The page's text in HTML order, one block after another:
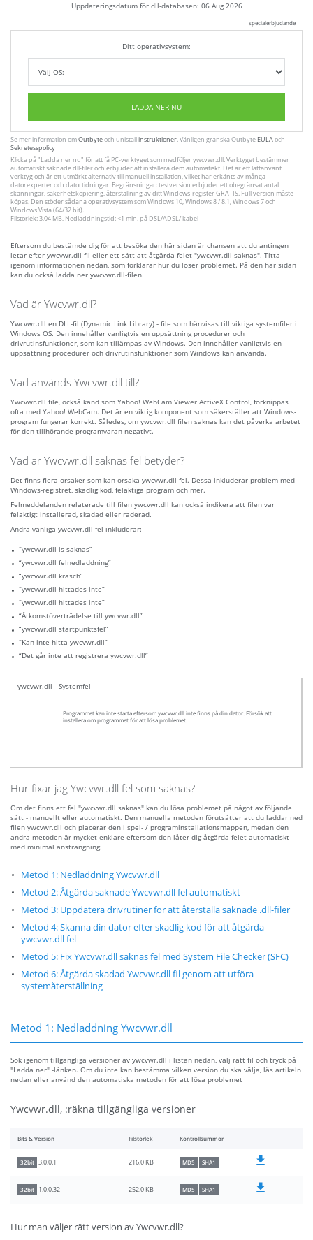
Uppdateringsdatum för dll-databasen: 06 Aug 2026
specialerbjudande
Ditt operativsystem:
LADDA NER NU
Se mer information omOutbyteoch unistallinstruktioner. Vänligen granska Outbyte EULAoch
Sekretesspolicy
Klicka på"Ladda ner nu" för att få PC-verktyget som medföljer ywcvwr.dll. Verktyget bestämmer
automatiskt saknade dll-filer och erbjuder att installera dem automatiskt. Det är ett lättanvänt
verktyg och är ett utmärkt alternativ till manuell installation, vilket har erkänts av många
datorexperter och datortidningar. Begränsningar: testversion erbjuder ett obegränsat antal
skanningar, säkerhetskopiering, återställning av ditt Windows-register GRATIS. Full version måste
köpas. Den stöder sådana operativsystem som Windows 10, Windows 8 / 8.1, Windows 7 och
Windows Vista (64/32 bit).
Filstorlek: 3,04 MB, Nedladdningstid: <1 min. på DSL/ADSL/ kabel
Eftersom du bestämde dig för att besöka den här sidan är chansen att du antingen
letar efter ywcvwr.dll-fil eller ett sätt att åtgärda felet "ywcvwr.dll saknas". Titta
igenom informationen nedan, som förklarar hur du löser problemet. På den här sidan
kan du också ladda ner ywcvwr.dll-filen.
Vad är Ywcvwr.dll?
Ywcvwr.dll en DLL-fil (Dynamic Link Library) - file som hänvisas till viktiga systemfiler i
Windows OS. Den innehåller vanligtvis en uppsättning procedurer och
drivrutinsfunktioner, som kan tillämpas av Windows. Den innehåller vanligtvis en
uppsättning procedurer och drivrutinsfunktioner som Windows kan använda.
Vad används Ywcvwr.dll till?
Ywcvwr.dll file, också känd som Yahoo! WebCam Viewer ActiveX Control, förknippas
ofta med Yahoo! WebCam. Det är en viktig komponent som säkerställer att Windows-
program fungerar korrekt. Således, om ywcvwr.dll filen saknas kan det påverka arbetet
för den tillhörande programvaran negativt.
Vad är Ywcvwr.dll saknas fel betyder?
Det finns flera orsaker som kan orsaka ywcvwr.dll fel. Dessa inkluderar problem med
Windows-registret, skadlig kod, felaktiga program och mer.
Felmeddelanden relaterade till filen ywcvwr.dll kan också indikera att filen var
felaktigt installerad, skadad eller raderad.
Andra vanliga ywcvwr.dll fel inkluderar:
“ywcvwr.dll is saknas”
“ywcvwr.dll felnedladdning”
“ywcvwr.dll krasch”
“ywcvwr.dll hittades inte”
“ywcvwr.dll hittades inte”
“Åtkomstöverträdelse till ywcvwr.dll”
“ywcvwr.dll startpunktsfel”
“Kan inte hitta ywcvwr.dll”
“Det går inte att registrera ywcvwr.dll”
ywcvwr.dll - Systemfel
Programmet kan inte starta eftersom ywcvwr.dll inte finns på din dator. Försök att
installera om programmet för att lösa problemet.
Hur fixar jag Ywcvwr.dll fel som saknas?
Om det finns ett fel "ywcvwr.dll saknas" kan du lösa problemet på något av följande
sätt - manuellt eller automatiskt. Den manuella metoden förutsätter att du laddar ned
filen ywcvwr.dll och placerar den i spel- / programinstallationsmappen, medan den
andra metoden är mycket enklare eftersom den låter dig åtgärda felet automatiskt
med minimal ansträngning.
Metod 1: Nedladdning Ywcvwr.dll
Metod 2: Åtgärda saknade Ywcvwr.dll fel automatiskt
Metod 3: Uppdatera drivrutiner för att återställa saknade .dll-filer
Metod 4: Skanna din dator efter skadlig kod för att åtgärda
ywcvwr.dll fel
Metod 5: Fix Ywcvwr.dll saknas fel med System File Checker (SFC)
Metod 6: Åtgärda skadad Ywcvwr.dll fil genom att utföra
systemåterställning
Metod 1: Nedladdning Ywcvwr.dll
Sök igenom tillgängliga versioner av ywcvwr.dll i listan nedan, välj rätt fil och tryck på
"Ladda ner" -länken. Om du inte kan bestämma vilken version du ska välja, läs artikeln
nedan eller använd den automatiska metoden för att lösa problemet
Ywcvwr.dll, :räkna tillgängliga versioner
Bits & Version Filstorlek Kontrollsummor
32bit 3.0.0.1 216.0 KB MD5 SHA1
32bit 1.0.0.32 252.0 KB MD5 SHA1
Hur man väljer rätt version av Ywcvwr.dll?